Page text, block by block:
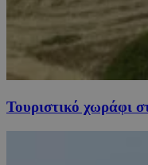
Τουριστικό χωράφι